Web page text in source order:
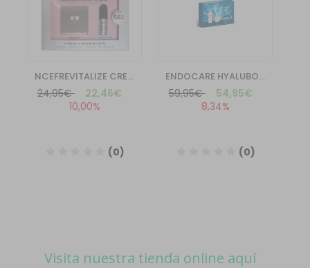
Visita nuestra tienda online aquí